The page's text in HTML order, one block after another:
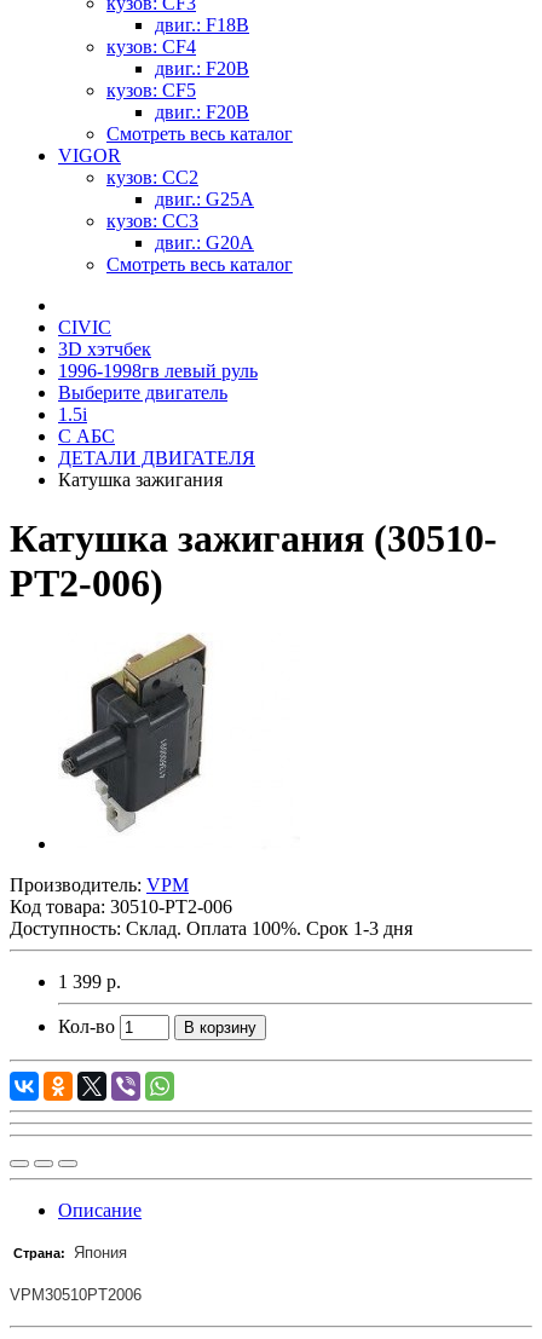
двиг.: F18B
кузов: CF4
двиг.: F20B
кузов: CF5
двиг.: F20B
Смотреть весь каталог
VIGOR
кузов: CC2
двиг.: G25A
кузов: CC3
двиг.: G20A
Смотреть весь каталог
CIVIC
3D хэтчбек
1996-1998гв левый руль
Выберите двигатель
1.5i
С АБС
ДЕТАЛИ ДВИГАТЕЛЯ
Катушка зажигания
Катушка зажигания (30510-
PT2-006)
Производитель: VPM
Код товара: 30510-PT2-006
Доступность: Склад. Оплата 100%. Срок 1-3 дня
1 399 р.
Кол-во В корзину
Описание
Страна: Япония
VPM30510PT2006